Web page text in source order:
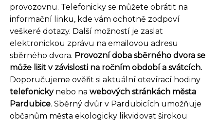
provozovnu. Telefonicky se můžete obrátit na
informační linku, kde vám ochotně zodpoví
veškeré dotazy. Další možností je zaslat
elektronickou zprávu na emailovou adresu
sběrného dvora. Provozní doba sběrného dvora se
může lišit v závislosti na ročním období a svátcích.
Doporučujeme ověřit si aktuální otevírací hodiny
telefonickynebo na webových stránkách města
Pardubice. Sběrný dvůr v Pardubicích umožňuje
občanům města ekologicky likvidovat širokou